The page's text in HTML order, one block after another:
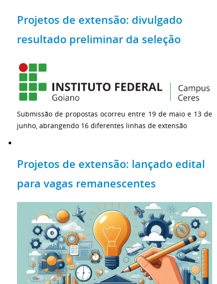
Projetos de extensão: divulgado
resultado preliminar da seleção
Submissão de propostas ocorreu entre 19 de maio e 13 de
junho, abrangendo 16 diferentes linhas de extensão
Projetos de extensão: lançado edital
para vagas remanescentes